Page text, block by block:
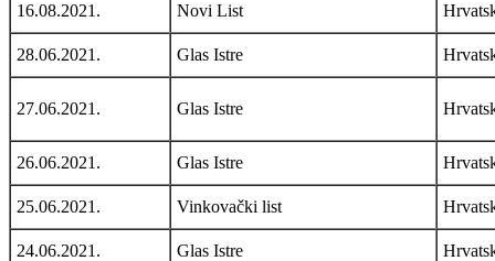
16.08.2021. Novi List
28.06.2021. Glas Istre
27.06.2021. Glas Istre
26.06.2021. Glas Istre
25.06.2021. Vinkovački list
24.06.2021. Glas Istre